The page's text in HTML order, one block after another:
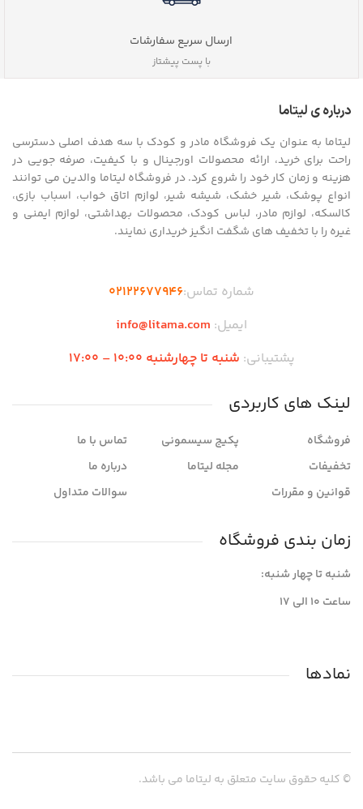
ارسال سریع سفارشات
با پست پیشتاز
درباره ی لیتاما
لیتاما به عنوان یک فروشگاه مادر و کودک با سه هدف اصلی دسترسی
راحت برای خرید، ارائه محصولات اورجینال و با کیفیت، صرفه جویی در
هزینه و زمان کار خود را شروع کرد. در فروشگاه لیتاما والدین می توانند
انواع پوشک، شیر خشک، شیشه شیر، لوازم اتاق خواب، اسباب بازی،
کالسکه، لوازم مادر، لباس کودک، محصولات بهداشتی، لوازم ایمنی و
غیره را با تخفیف های شگفت انگیز خریداری نمایند.
شماره تماس:02122677946
ایمیل: info@litama.com
پشتیبانی: شنبه تا چهارشنبه 10:00 – 17:00
لینک های کاربردی
فروشگاه
تخفیفات
قوانین و مقررات
پکیج سیسمونی
مجله لیتاما
تماس با ما
درباره ما
سوالات متداول
زمان بندی فروشگاه
شنبه تا چهار شنبه:
ساعت ۱۰ الی ۱۷
نمادها
© کلیه حقوق سایت متعلق به لیتاما می باشد.